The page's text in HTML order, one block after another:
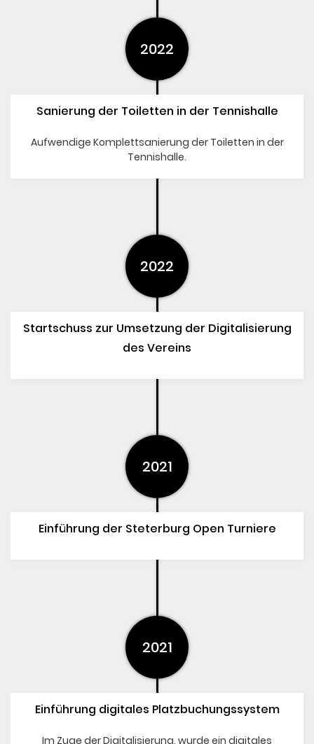
2022
Sanierung der Toiletten in der Tennishalle
Aufwendige Komplettsanierung der Toiletten in der
Tennishalle.
2022
Startschuss zur Umsetzung der Digitalisierung
des Vereins
2021
Einführung der Steterburg Open Turniere
2021
Einführung digitales Platzbuchungssystem
Im Zuge der Digitalisierung, wurde ein digitales